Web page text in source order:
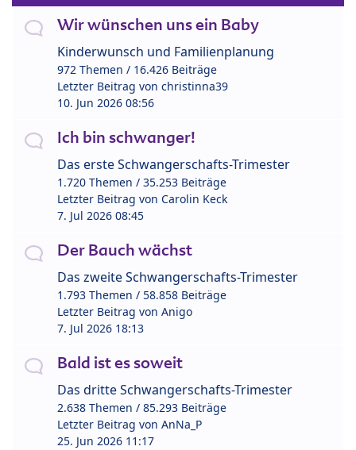
Wir wünschen uns ein Baby
Kinderwunsch und Familienplanung
972 Themen / 16.426 Beiträge
Letzter Beitrag von christinna39
10. Jun 2026 08:56
Ich bin schwanger!
Das erste Schwangerschafts-Trimester
1.720 Themen / 35.253 Beiträge
Letzter Beitrag von Carolin Keck
7. Jul 2026 08:45
Der Bauch wächst
Das zweite Schwangerschafts-Trimester
1.793 Themen / 58.858 Beiträge
Letzter Beitrag von Anigo
7. Jul 2026 18:13
Bald ist es soweit
Das dritte Schwangerschafts-Trimester
2.638 Themen / 85.293 Beiträge
Letzter Beitrag von AnNa_P
25. Jun 2026 11:17